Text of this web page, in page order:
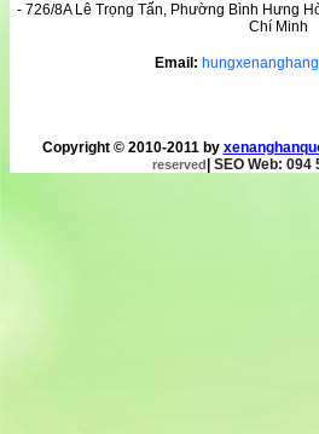
- 726/8A Lê Trọng Tấn, Phường Bình Hưng
Chí Minh
Email:
Copyright © 2010-2011 by
reserved SEO Web: 094